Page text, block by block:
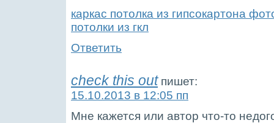
каркас потолка из гипсокартона
потолки из гкл
Ответить
check this out пишет:
15.10.2013 в 12:05 пп
Мне кажется или автор что-то